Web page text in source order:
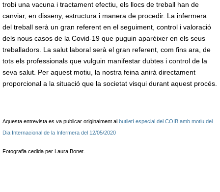
trobi una vacuna i tractament efectiu, els llocs de treball han de
canviar, en disseny, estructura i manera de procedir. La infermera
del treball serà un gran referent en el seguiment, control i valoració
dels nous casos de la Covid-19 que puguin aparèixer en els seus
treballadors. La salut laboral serà el gran referent, com fins ara, de
tots els professionals que vulguin manifestar dubtes i control de la
seva salut. Per aquest motiu, la nostra feina anirà directament
proporcional a la situació que la societat visqui durant aquest procés.
Aquesta entrevista es va publicar originalment al butlletí especial del COIB amb motiu del
Dia Internacional de la Infermera del 12/05/2020
Fotografia cedida per Laura Bonet.